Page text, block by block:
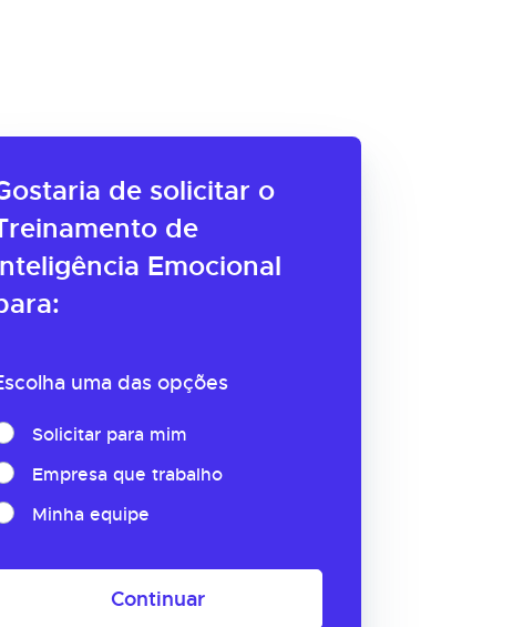
de solicitar o
de
Emocional
uma das opções
Solicitar para mim
Empresa que trabalho
Minha equipe
Continuar